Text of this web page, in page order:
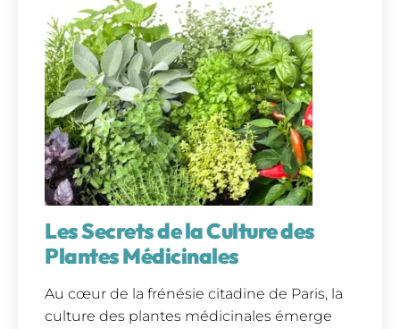
Les Secrets de la Culture des
Plantes Médicinales
Au cœur de la frénésie citadine de Paris, la
culture des plantes médicinales émerge